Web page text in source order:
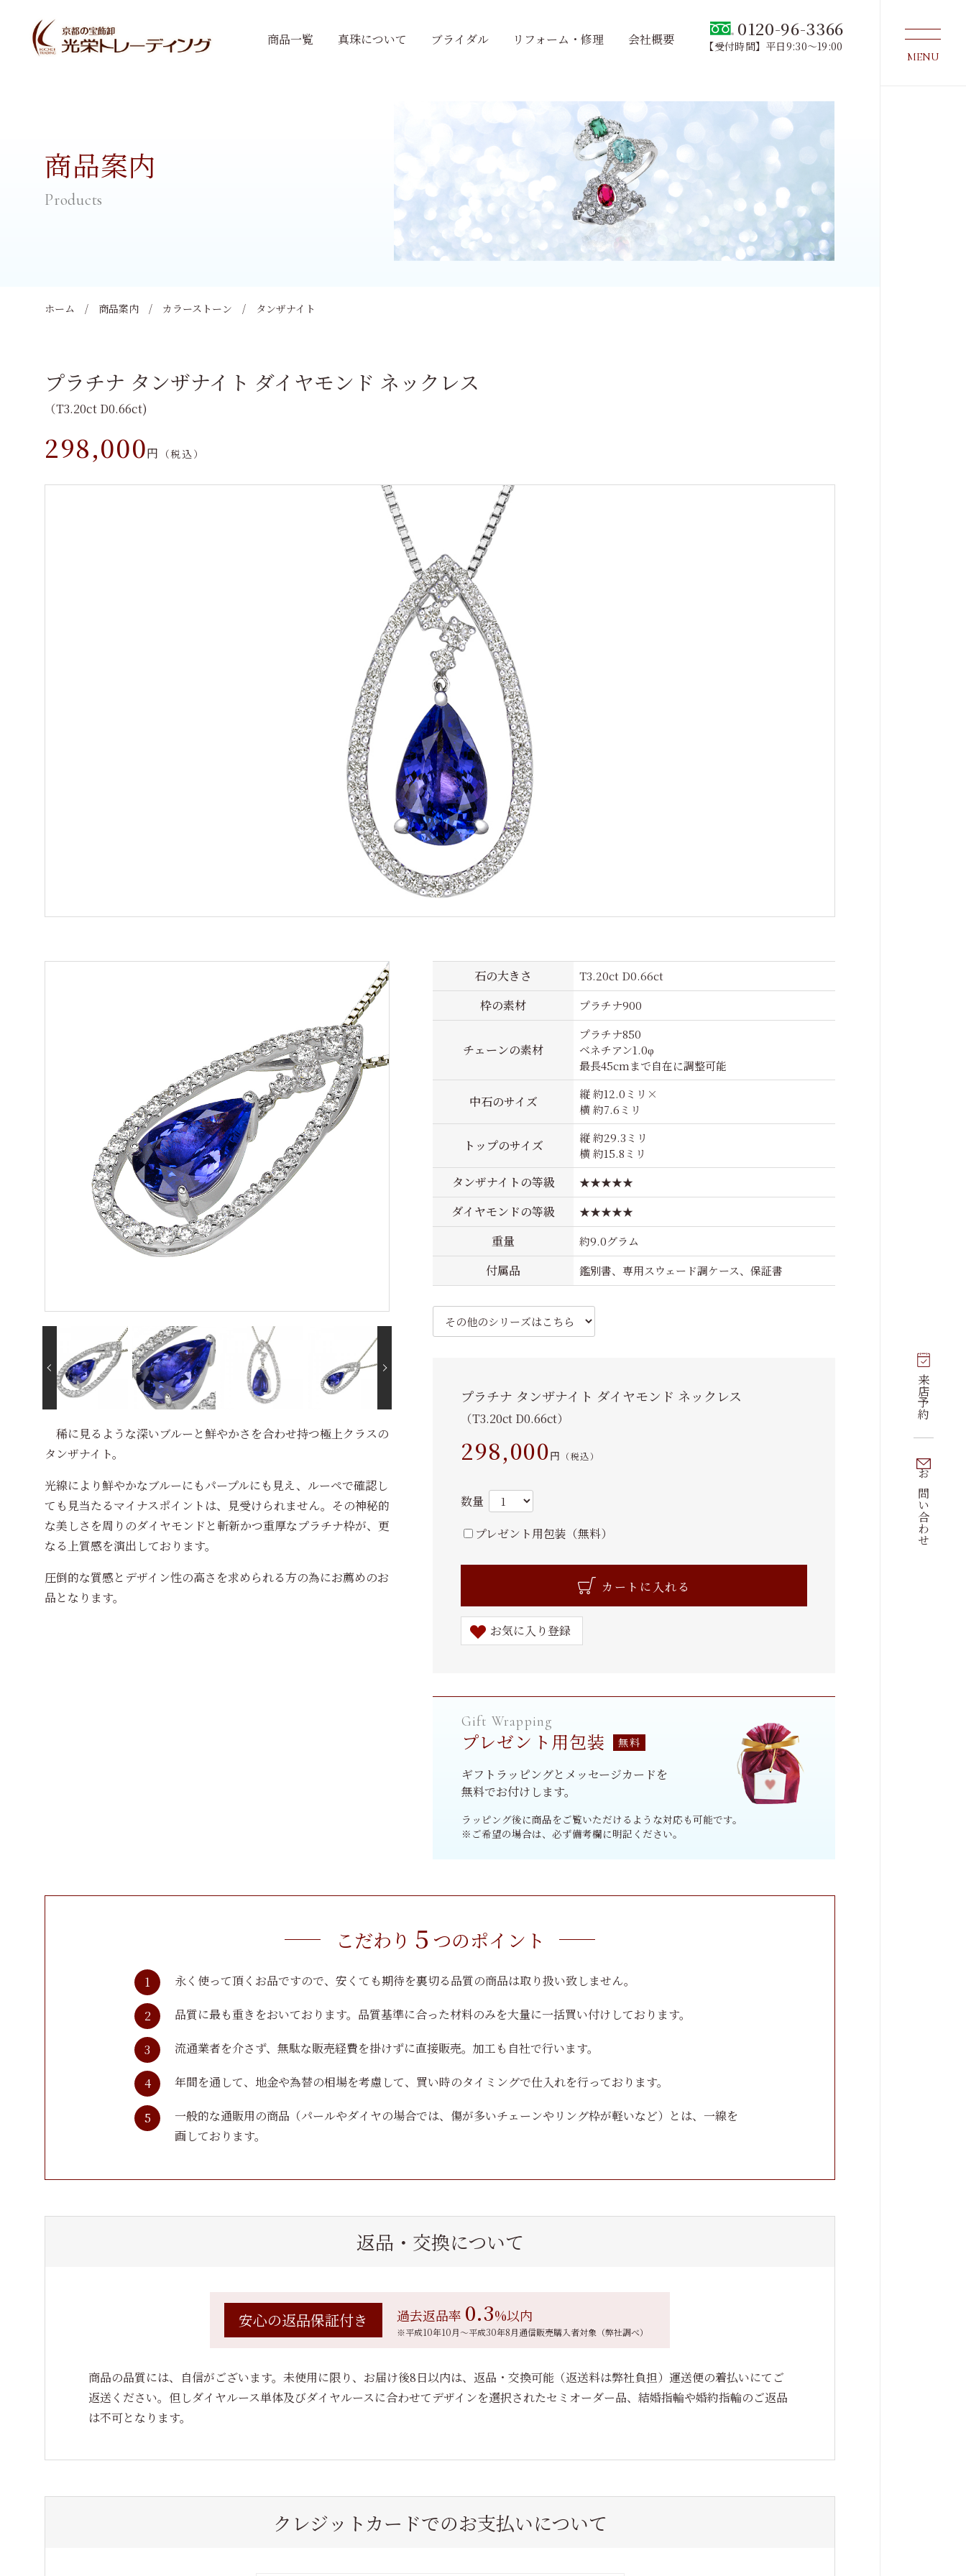
商品一覧 真珠について ブライダル リフォーム・修理 会社概要 0120-96-3366
【受付時間】平日9:30～19:00
商品案内
ホーム 商品案内 カラーストーン タンザナイト
プラチナ タンザナイト ダイヤモンド ネックレス
（T3.20ct D0.66ct)
298,000円 （税込）
稀に見るような深いブルーと鮮やかさを合わせ持つ極上クラスの
タンザナイト。
光線により鮮やかなブルーにもパープルにも見え、ルーペで確認し
ても見当たるマイナスポイントは、見受けられません。その神秘的
な美しさを周りのダイヤモンドと斬新かつ重厚なプラチナ枠が、更
なる上質感を演出しております。
圧倒的な質感とデザイン性の高さを求められる方の為にお薦めのお
品となります。
石の大きさ T3.20ct D0.66ct
枠の素材 プラチナ900
チェーンの素材
プラチナ850
ベネチアン1.0φ
最長45cmまで自在に調整可能
中石のサイズ
縦 約12.0ミリ×
横 約7.6ミリ
トップのサイズ
縦 約29.3ミリ
横 約15.8ミリ
タンザナイトの等級 ★★★★★
ダイヤモンドの等級 ★★★★★
重量 約9.0グラム
付属品 鑑別書、専用スウェード調ケース、保証書
プラチナ タンザナイト ダイヤモンド ネックレス
（T3.20ct D0.66ct）
298,000円 （税込）
数量
プレゼント用包装（無料）
カートに入れる
お気に入り登録
プレゼント用包装
ギフトラッピングとメッセージカードを
無料でお付けします。
ラッピング後に商品をご覧いただけるような対応も可能です。
※ご希望の場合は、必ず備考欄に明記ください。
こだわり ５ つのポイント
永く使って頂くお品ですので、安くても期待を裏切る品質の商品は取り扱い致しません。
品質に最も重きをおいております。品質基準に合った材料のみを大量に一括買い付けしております。
流通業者を介さず、無駄な販売経費を掛けずに直接販売。加工も自社で行います。
年間を通して、地金や為替の相場を考慮して、買い時のタイミングで仕入れを行っております。
一般的な通販用の商品（パールやダイヤの場合では、傷が多いチェーンやリング枠が軽いなど）とは、一線を
画しております。
返品・交換について
安心の返品保証付き 過去返品率 0.3%以内
※平成10年10月～平成30年8月通信販売購入者対象（弊社調べ）
商品の品質には、自信がございます。未使用に限り、お届け後8日以内は、返品・交換可能（返送料は弊社負担）運送便の着払いにてご
返送ください。但しダイヤルース単体及びダイヤルースに合わせてデザインを選択されたセミオーダー品、結婚指輪や婚約指輪のご返品
は不可となります。
クレジットカードでのお支払いについて
来店予約
お問い合わせ